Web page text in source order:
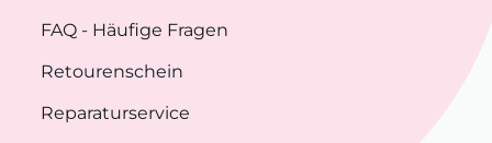
FAQ - Häufige Fragen
Retourenschein
Reparaturservice